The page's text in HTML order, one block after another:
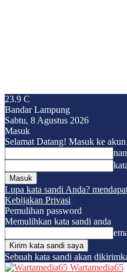
23.9 C
Bandar Lampung
Sabtu, 8 Agustus 2026
Masuk
Selamat Datang! Masuk ke
Lupa kata sandi Anda?
Kebijakan Privasi
Pemulihan password
Memulihkan kata sandi anda
Sebuah kata sandi akan
Wartamedia65